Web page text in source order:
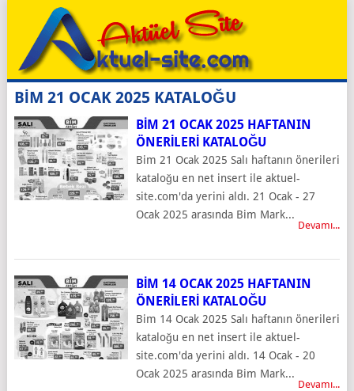
BİM 21 OCAK 2025 KATALOĞU
BİM 21 OCAK 2025 HAFTANIN
ÖNERILERI KATALOĞU
Bim 21 Ocak 2025 Salı haftanın önerileri
kataloğu en net insert ile aktuel-
site.com'da yerini aldı. 21 Ocak - 27
Ocak 2025 arasında Bim Mark...
Devamı...
BİM 14 OCAK 2025 HAFTANIN
ÖNERILERI KATALOĞU
Bim 14 Ocak 2025 Salı haftanın önerileri
kataloğu en net insert ile aktuel-
site.com'da yerini aldı. 14 Ocak - 20
Ocak 2025 arasında Bim Mark...
Devamı...